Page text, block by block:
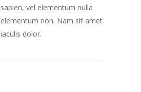
sapien, vel elementum nulla
elementum non. Nam sit amet
iaculis dolor.